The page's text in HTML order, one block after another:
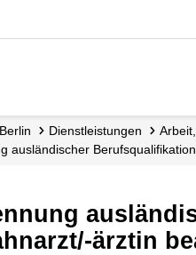
Dienstleistungen
ausländischer
ärztin